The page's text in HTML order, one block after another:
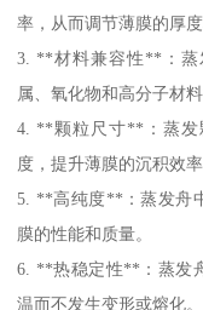
率，从而调节薄膜的厚度
3. **材料兼容性**：蒸
属、氧化物和高分子材
4. **颗粒尺寸**：蒸发
度，提升薄膜的沉积效率
5. **高纯度**：蒸发舟
膜的性能和质量。
6. **热稳定性**：蒸发
温而不发生变形或熔化。